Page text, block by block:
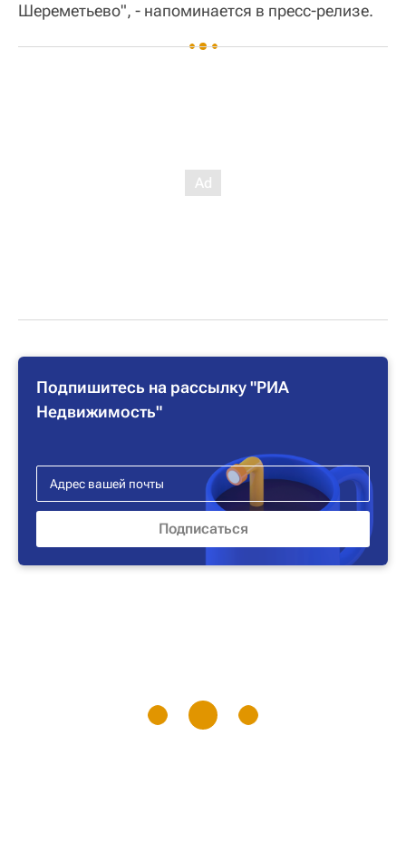
Шереметьево", - напоминается в пресс-релизе.
Подпишитесь на рассылку "РИА
Недвижимость"